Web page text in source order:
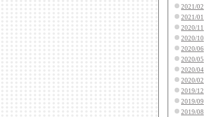
2021/02
2021/01
2020/11
2020/10
2020/06
2020/05
2020/04
2020/02
2019/12
2019/09
2019/08